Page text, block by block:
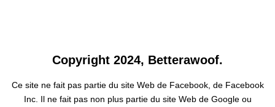
Copyright 2024, Betterawoof.
Ce site ne fait pas partie du site Web de Facebook, de Facebook
Inc. Il ne fait pas non plus partie du site Web de Google ou